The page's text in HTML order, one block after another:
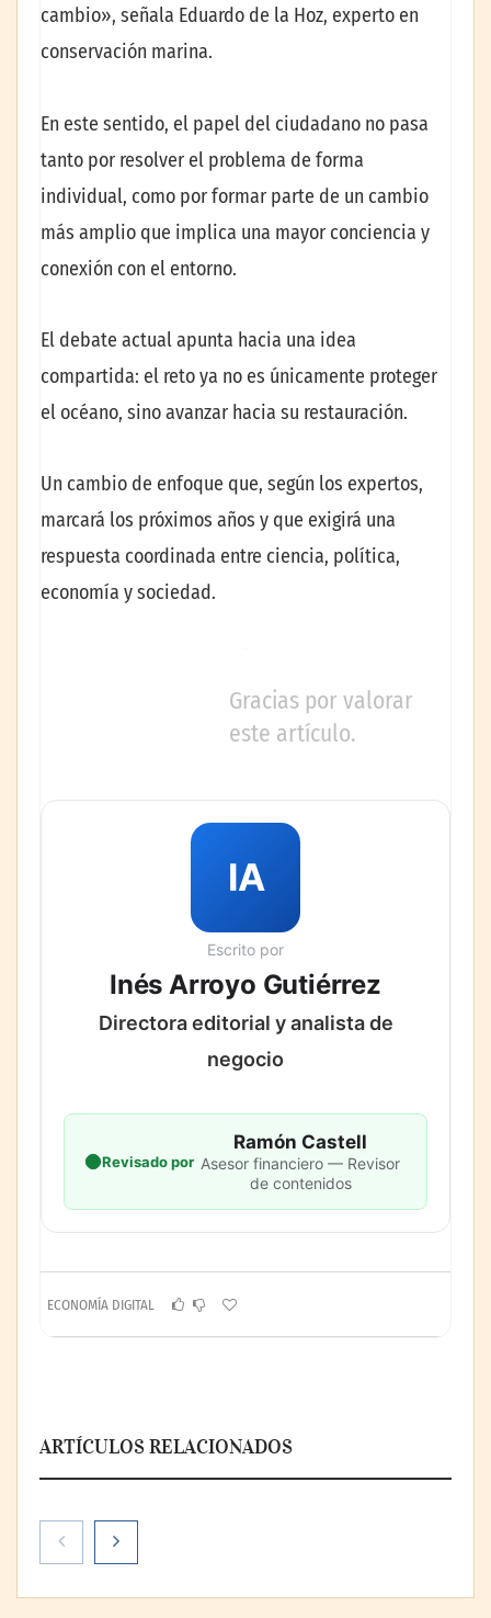
cambio», señala Eduardo de la Hoz, experto en
conservación marina.
En este sentido, el papel del ciudadano no pasa
tanto por resolver el problema de forma
individual, como por formar parte de un cambio
más amplio que implica una mayor conciencia y
conexión con el entorno.
El debate actual apunta hacia una idea
compartida: el reto ya no es únicamente proteger
el océano, sino avanzar hacia su restauración.
Un cambio de enfoque que, según los expertos,
marcará los próximos años y que exigirá una
respuesta coordinada entre ciencia, política,
economía y sociedad.
Gracias por valorar
este artículo.
IA
Escrito por
Inés Arroyo Gutiérrez
Directora editorial y analista de
negocio
Revisado por
Ramón Castell
Asesor financiero — Revisor
de contenidos
ECONOMÍA DIGITAL
ARTÍCULOS RELACIONADOS